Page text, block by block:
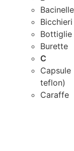
Bacinelle
Bicchieri
Bottiglie
Burette
C
Capsule
teflon)
Caraffe